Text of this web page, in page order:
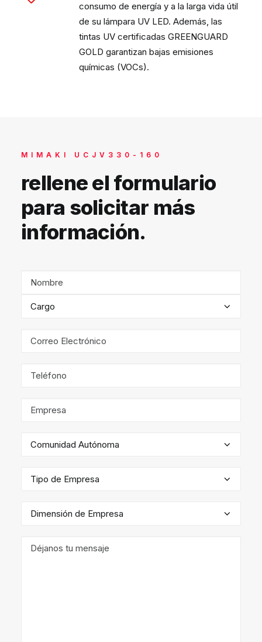
consumo de energía y a la larga vida útil
de su lámpara UV LED. Además, las
tintas UV certificadas GREENGUARD
GOLD garantizan bajas emisiones
químicas (VOCs).
MIMAKI UCJV330-160
rellene el formulario
para solicitar más
información.